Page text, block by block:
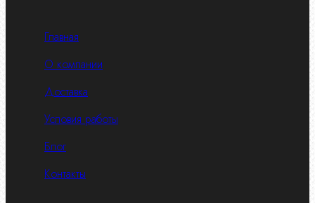
Главная
О компании
Доставка
Условия работы
Блог
Контакты